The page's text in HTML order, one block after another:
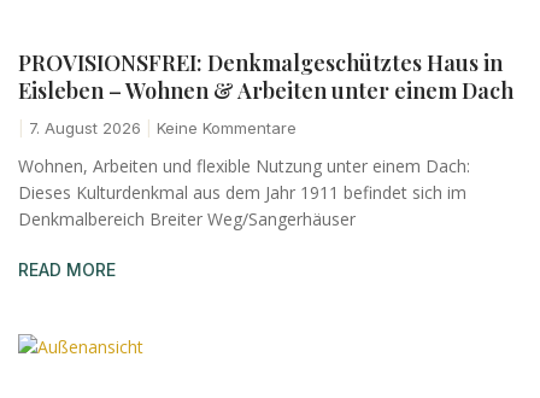
PROVISIONSFREI: Denkmalgeschütztes Haus in
Eisleben – Wohnen & Arbeiten unter einem Dach
7. August 2026 Keine Kommentare
Wohnen, Arbeiten und flexible Nutzung unter einem Dach:
Dieses Kulturdenkmal aus dem Jahr 1911 befindet sich im
Denkmalbereich Breiter Weg/Sangerhäuser
READ MORE